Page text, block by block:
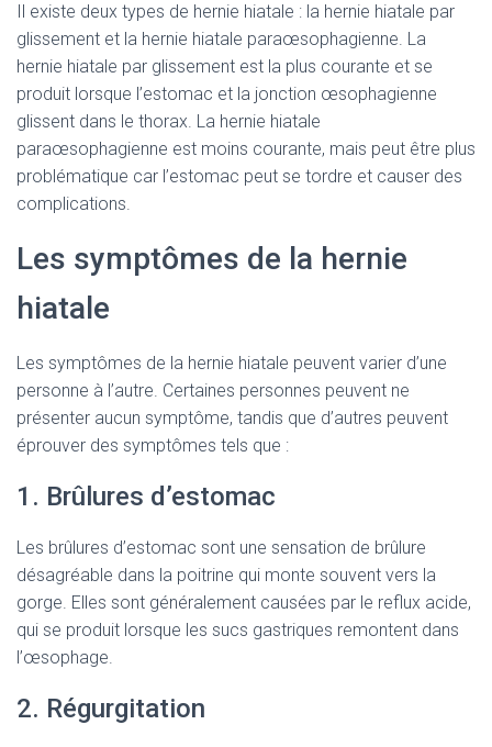
Il existe deux types de hernie hiatale : la hernie hiatale par
glissement et la hernie hiatale paraœsophagienne. La
hernie hiatale par glissement est la plus courante et se
produit lorsque l’estomac et la jonction œsophagienne
glissent dans le thorax. La hernie hiatale
paraœsophagienne est moins courante, mais peut être plus
problématique car l’estomac peut se tordre et causer des
complications.
Les symptômes de la hernie
hiatale
Les symptômes de la hernie hiatale peuvent varier d’une
personne à l’autre. Certaines personnes peuvent ne
présenter aucun symptôme, tandis que d’autres peuvent
éprouver des symptômes tels que :
1. Brûlures d’estomac
Les brûlures d’estomac sont une sensation de brûlure
désagréable dans la poitrine qui monte souvent vers la
gorge. Elles sont généralement causées par le reflux acide,
qui se produit lorsque les sucs gastriques remontent dans
l’œsophage.
2. Régurgitation